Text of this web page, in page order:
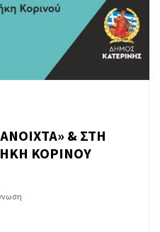
& ΣΤΗ
ΚΟΡΙΝΟΥ